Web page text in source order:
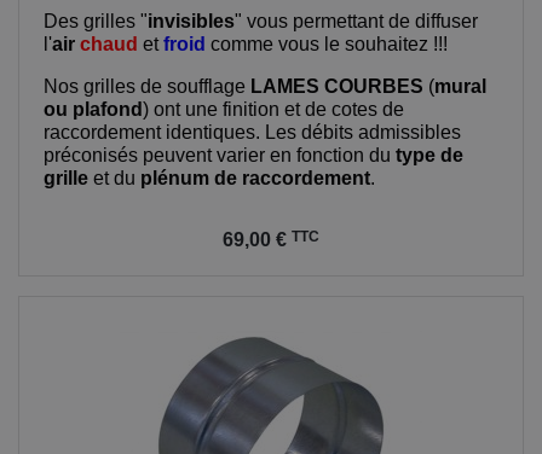
Des grilles "invisibles" vous permettant de diffuser
l'air chaud etfroid comme vous le souhaitez !!!
Nos grilles de soufflage LAMES COURBES (mural
ou plafond) ont une finition et de cotes de
raccordement identiques. Les débits admissibles
préconisés peuvent varier en fonction du type de
grille et du plénum de raccordement.
69,00 € TTC